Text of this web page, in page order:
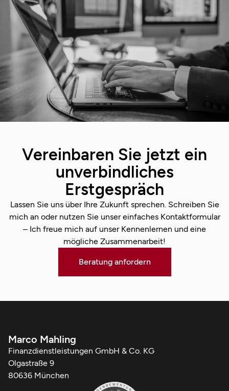
Vereinbaren Sie jetzt ein
unverbindliches
Erstgespräch
Lassen Sie uns über Ihre Zukunft sprechen. Schreiben Sie
mich an oder nutzen Sie unser einfaches Kontaktformular
– Ich freue mich auf unser Kennenlernen und eine
mögliche Zusammenarbeit!
Beratung anfordern
Marco Mahling
Finanzdienstleistungen GmbH & Co. KG
Olgastraße 9
80636 München